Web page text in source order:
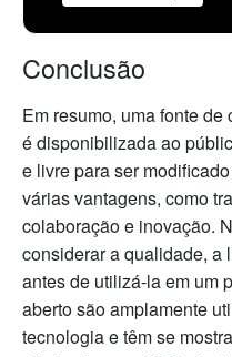
Conclusão
Em resumo, uma fonte
é disponibilizada ao
e livre para ser
várias vantagens, como
colaboração e inovação.
considerar a qualidade, a
antes de utilizá-la em um
aberto são amplamente
tecnologia e têm se